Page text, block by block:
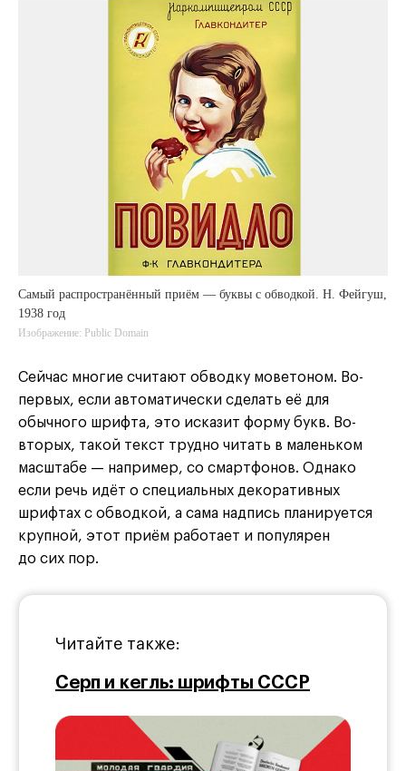
Самый распространённый приём — буквы с обводкой. Н. Фейгуш,
1938 год
Изображение: Public Domain
Сейчас многие считают обводку моветоном. Во-
первых, если автоматически сделать её для
обычного шрифта, это исказит форму букв. Во-
вторых, такой текст трудно читать в маленьком
масштабе — например, со смартфонов. Однако
если речь идёт о специальных декоративных
шрифтах с обводкой, а сама надпись планируется
крупной, этот приём работает и популярен
до сих пор.
Читайте также:
Серп и кегль: шрифты СССР